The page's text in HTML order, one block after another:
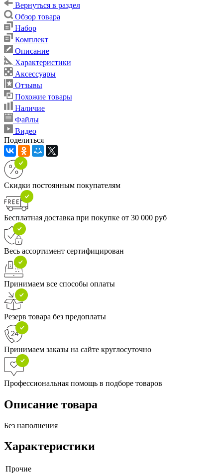
Вернуться в раздел
Обзор товара
Набор
Комплект
Описание
Характеристики
Аксессуары
Отзывы
Похожие товары
Наличие
Файлы
Видео
Поделиться
Скидки постоянным покупателям
Бесплатная доставка при покупке от 30 000 руб
Весь ассортимент сертифицирован
Принимаем все способы оплаты
Резерв товара без предоплаты
Принимаем заказы на сайте круглосуточно
Профессиональная помощь в подборе товаров
Описание товара
Без наполнения
Характеристики
Прочие